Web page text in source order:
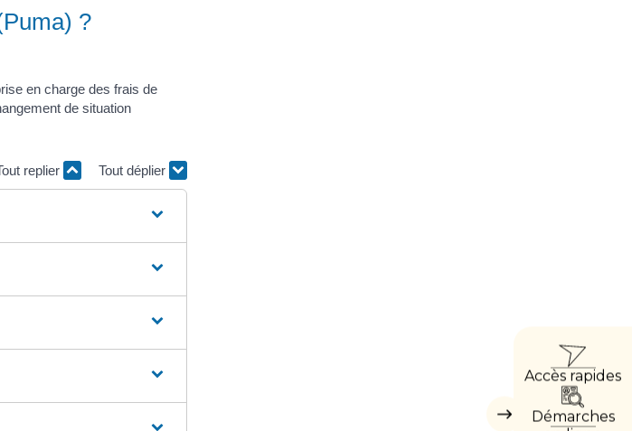
Masquer
Accès rapides
Démarches
?
en charge des frais de
de situation
replier Tout déplier